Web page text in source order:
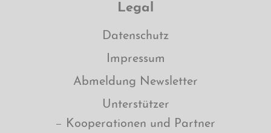
Legal
Datenschutz
Impressum
Abmeldung Newsletter
Unterstützer
Kooperationen und Partner